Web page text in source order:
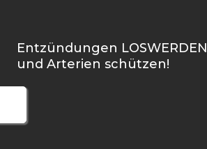
Entzündungen LOSWERDEN
und Arterien schützen!